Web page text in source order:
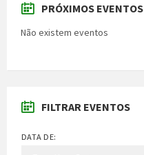
PRÓXIMOS EVENTOS
Não existem eventos
FILTRAR EVENTOS
DATA DE: